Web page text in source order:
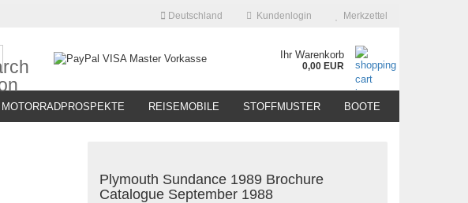
Deutschland Kundenlogin Merkzettel
Ihr Warenkorb
0,00 EUR
MOTORRADPROSPEKTE REISEMOBILE STOFFMUSTER BOOTE
Plymouth Sundance 1989 Brochure
Catalogue September 1988